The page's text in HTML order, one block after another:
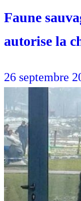
Faune
autorise la
26 septembre